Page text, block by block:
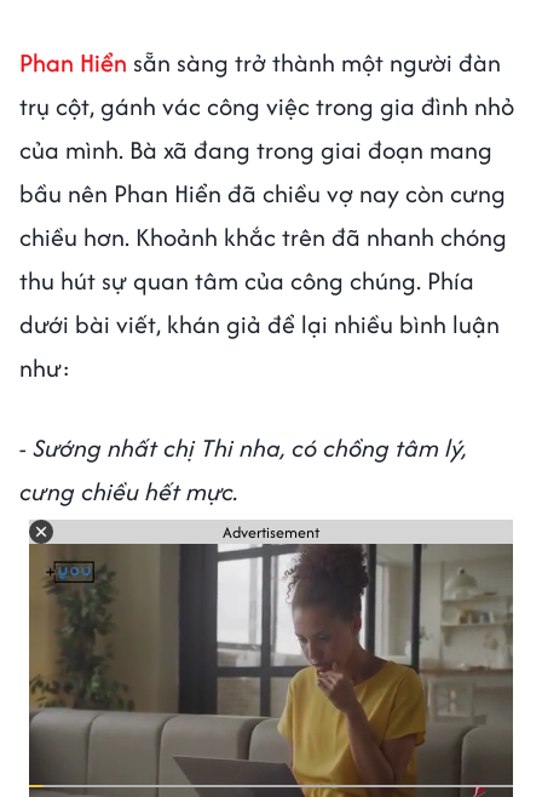
Phan Hiển sẵn sàng trở thành một người đàn
trụ cột, gánh vác công việc trong gia đình nhỏ
của mình. Bà xã đang trong giai đoạn mang
bầu nên Phan Hiển đã chiều vợ nay còn cưng
chiều hơn. Khoảnh khắc trên đã nhanh chóng
thu hút sự quan tâm của công chúng. Phía
dưới bài viết, khán giả để lại nhiều bình luận
như:
- Sướng nhất chị Thi nha, có chồng tâm lý,
cưng chiều hết mực.
Advertisement